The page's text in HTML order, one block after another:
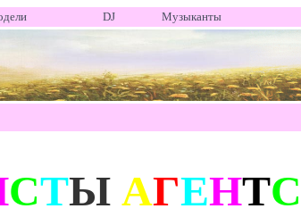
DJ Музыканты
СТЫ АГЕНТС